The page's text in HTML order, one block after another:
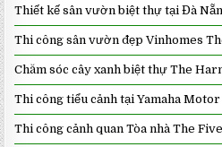
Thiết kế sân vườn biệt thự tại Đà
Thi công sân vườn đẹp Vinhomes
Chăm sóc cây xanh biệt thự The
Thi công tiểu cảnh tại Yamaha
Thi công cảnh quan Tòa nhà The